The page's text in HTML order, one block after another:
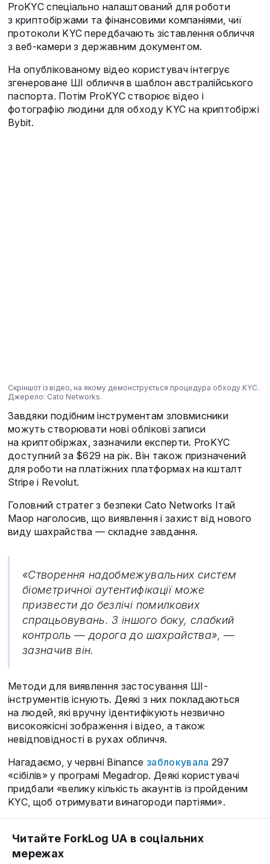
ProKYC спеціально налаштований для роботи
з криптобіржами та фінансовими компаніями, чиї
протоколи KYC передбачають зіставлення обличчя
з веб-камери з державним документом.
На опублікованому відео користувач інтегрує
згенероване ШІ обличчя в шаблон австралійського
паспорта. Потім ProKYC створює відео і
фотографію людини для обходу KYC на криптобіржі
Bybit.
Скріншот із відео, на якому демонструється процедура обходу KYC.
Джерело: Cato Networks.
Завдяки подібним інструментам зловмисники
можуть створювати нові облікові записи
на криптобіржах, зазначили експерти. ProKYC
доступний за $629 на рік. Він також призначений
для роботи на платіжних платформах на кшталт
Stripe і Revolut.
Головний стратег з безпеки Cato Networks Ітай
Маор наголосив, що виявлення і захист від нового
виду шахрайства — складне завдання.
«Створення надобмежувальних систем
біометричної аутентифікації може
призвести до безлічі помилкових
спрацьовувань. З іншого боку, слабкий
контроль — дорога до шахрайства», —
зазначив він.
Методи для виявлення застосування ШІ-
інструментів існують. Деякі з них покладаються
на людей, які вручну ідентифікують незвично
високоякісні зображення і відео, а також
невідповідності в рухах обличчя.
Нагадаємо, у червні Binance заблокувала 297
«сібілів» у програмі Megadrop. Деякі користувачі
придбали «велику кількість акаунтів із пройденим
KYC, щоб отримувати винагороди партіями».
Читайте ForkLog UA в соціальних
мережах